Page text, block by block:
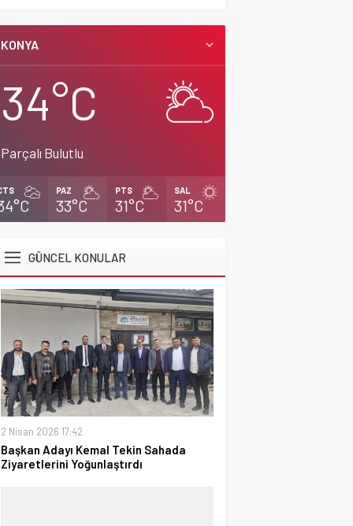
Ziyaretlerini
CİHANBEYLİ Gündem,
Manşet
KONYA
34°C
Parçalı Bulutlu
PAZ
33°C
PTS
31°C
SAL
31°C
GÜNCEL KONULAR
2 Nisan 2026 17:42
Başkan Adayı Kemal Tekin Sahada
Ziyaretlerini Yoğunlaştırdı